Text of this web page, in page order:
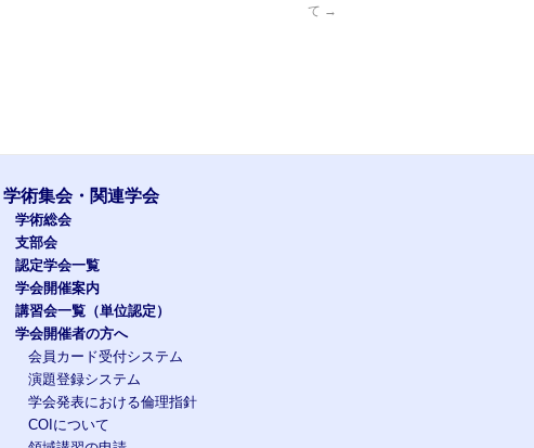
て →
学術集会・関連学会
学術総会
支部会
認定学会一覧
学会開催案内
講習会一覧（単位認定）
学会開催者の方へ
会員カード受付システム
演題登録システム
学会発表における倫理指針
COIについて